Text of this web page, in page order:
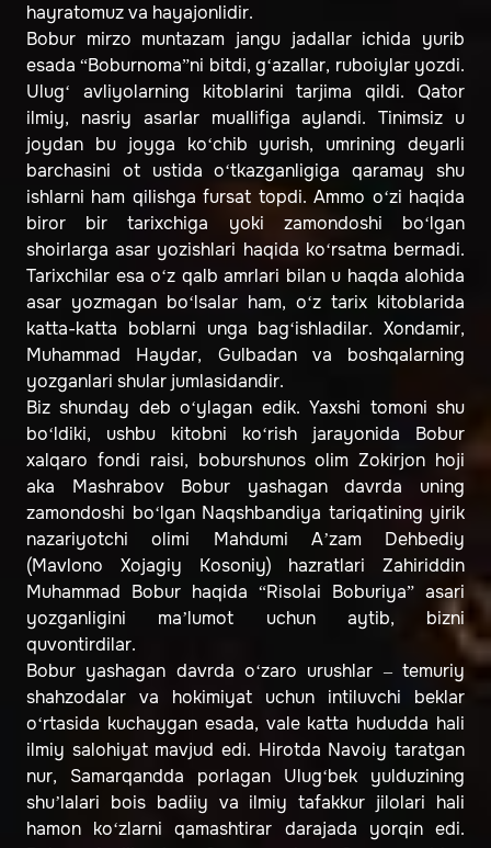
hayratomuz va hayajonlidir.
Bobur mirzo muntazam jangu jadallar ichida yurib
esada “Boburnoma”ni bitdi, g‘azallar, ruboiylar yozdi.
Ulug‘ avliyolarning kitoblarini tarjima qildi. Qator
ilmiy, nasriy asarlar muallifiga aylandi. Tinimsiz u
joydan bu joyga ko‘chib yurish, umrining deyarli
barchasini ot ustida o‘tkazganligiga qaramay shu
ishlarni ham qilishga fursat topdi. Ammo o‘zi haqida
biror bir tarixchiga yoki zamondoshi bo‘lgan
shoirlarga asar yozishlari haqida ko‘rsatma bermadi.
Tarixchilar esa o‘z qalb amrlari bilan u haqda alohida
asar yozmagan bo‘lsalar ham, o‘z tarix kitoblarida
katta-katta boblarni unga bag‘ishladilar. Xondamir,
Muhammad Haydar, Gulbadan va boshqalarning
yozganlari shular jumlasidandir.
Biz shunday deb o‘ylagan edik. Yaxshi tomoni shu
bo‘ldiki, ushbu kitobni ko‘rish jarayonida Bobur
xalqaro fondi raisi, boburshunos olim Zokirjon hoji
aka Mashrabov Bobur yashagan davrda uning
zamondoshi bo‘lgan Naqshbandiya tariqatining yirik
nazariyotchi olimi Mahdumi Aʼzam Dehbediy
(Mavlono Xojagiy Kosoniy) hazratlari Zahiriddin
Muhammad Bobur haqida “Risolai Boburiya” asari
yozganligini maʼlumot uchun aytib, bizni
quvontirdilar.
Bobur yashagan davrda o‘zaro urushlar – temuriy
shahzodalar va hokimiyat uchun intiluvchi beklar
o‘rtasida kuchaygan esada, vale katta hududda hali
ilmiy salohiyat mavjud edi. Hirotda Navoiy taratgan
nur, Samarqandda porlagan Ulug‘bek yulduzining
shuʼlalari bois badiiy va ilmiy tafakkur jilolari hali
hamon ko‘zlarni qamashtirar darajada yorqin edi.